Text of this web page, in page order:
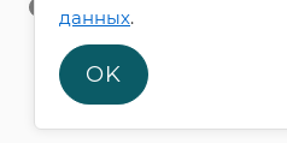
данных.
OK